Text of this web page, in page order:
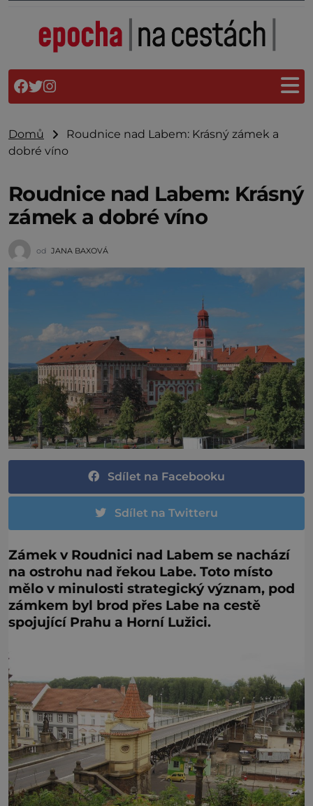
Domů
Roudnice nad Labem: Krásný zámek a
dobré víno
Roudnice nad Labem: Krásný
zámek a dobré víno
od JANA BAXOVÁ
Sdílet na Facebooku
Sdílet na Twitteru
Zámek v Roudnici nad Labem se nachází
na ostrohu nad řekou Labe. Toto místo
mělo v minulosti strategický význam, pod
zámkem byl brod přes Labe na cestě
spojující Prahu a Horní Lužici.